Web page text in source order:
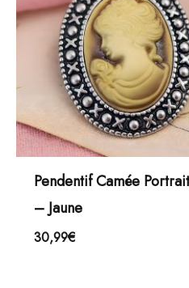
Pendentif Camée
– Jaune
30,99€